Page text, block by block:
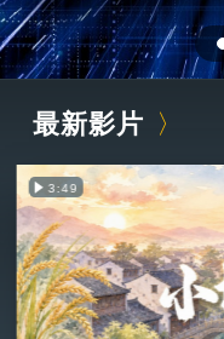
最新影片
3:49